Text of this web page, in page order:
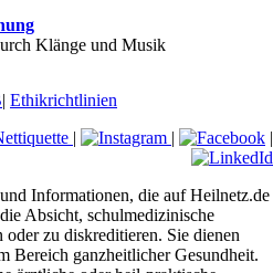
Klänge und Musik
| Ethikrichtlinien
| | |
Informationen, die auf Heilnetz.de
Absicht, schulmedizinische
oder zu diskreditieren. Sie dienen
Bereich ganzheitlicher Gesundheit.